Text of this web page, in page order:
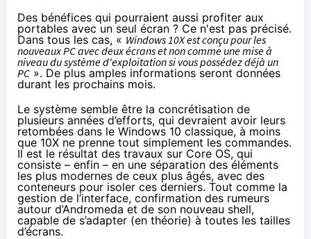
Des bénéfices qui pourraient aussi profiter aux
portables avec un seul écran ? Ce n'est pas précisé.
Dans tous les cas, « Windows 10X est conçu pour les
nouveaux PC avec deux écrans et non comme une mise à
niveau du système d'exploitation si vous possédez déjà un
PC ». De plus amples informations seront données
durant les prochains mois.
Le système semble être la concrétisation de
plusieurs années d’efforts, qui devraient avoir leurs
retombées dans le Windows 10 classique, à moins
que 10X ne prenne tout simplement les commandes.
Il est le résultat des travaux sur Core OS, qui
consiste – enfin – en une séparation des éléments
les plus modernes de ceux plus âgés, avec des
conteneurs pour isoler ces derniers. Tout comme la
gestion de l’interface, confirmation des rumeurs
autour d’Andromeda et de son nouveau shell,
capable de s’adapter (en théorie) à toutes les tailles
d’écrans.